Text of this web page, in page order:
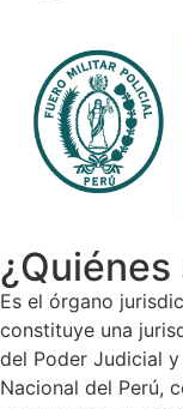
¿Quiénes
Es el órgano
constituye una
del Poder Judicial
Nacional del Perú,